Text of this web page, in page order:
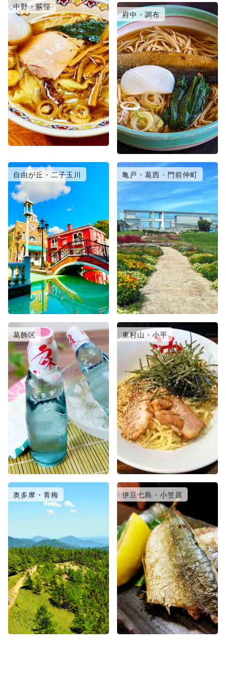
中野・荻窪
日暮里・北千住
府中・調布
自由が丘・二子玉川 亀戸・葛西・門前仲町
葛飾区 東村山・小平
奥多摩・青梅 伊豆七島・小笠原